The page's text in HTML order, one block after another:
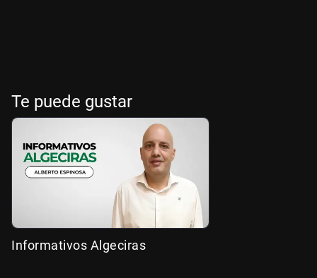
Te puede gustar
Informativos Algeciras